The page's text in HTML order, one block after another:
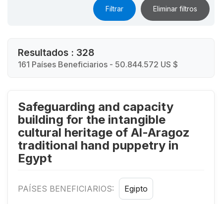
Filtrar Eliminar filtros
Resultados : 328
161 Países Beneficiarios - 50.844.572 US $
Safeguarding and capacity
building for the intangible
cultural heritage of Al-Aragoz
traditional hand puppetry in
Egypt
PAÍSES BENEFICIARIOS: Egipto